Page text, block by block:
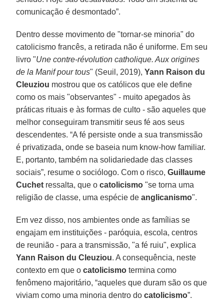
comunicação é desmontado”.
Dentro desse movimento de "tornar-se minoria" do
catolicismo francês, a retirada não é uniforme. Em seu
livro "Une contre-révolution catholique. Aux origines
de la Manif pour tous" (Seuil, 2019),Yann Raison du
Cleuziou mostrou que os católicos que ele define
como os mais "observantes" - muito apegados às
práticas rituais e às formas de culto - são aqueles que
melhor conseguiram transmitir seus fé aos seus
descendentes. “A fé persiste onde a sua transmissão
é privatizada, onde se baseia num know-how familiar.
E, portanto, também na solidariedade das classes
sociais”, resume o sociólogo. Com o risco,Guillaume
Cuchet ressalta, que ocatolicismo "se torna uma
religião de classe, uma espécie deanglicanismo".
Em vez disso, nos ambientes onde as famílias se
engajam em instituições - paróquia, escola, centros
de reunião - para a transmissão, "a fé ruiu", explica
Yann Raison du Cleuziou. A consequência, neste
contexto em que ocatolicismo termina como
fenômeno majoritário, “aqueles que duram são os que
viviam como uma minoria dentro docatolicismo”.